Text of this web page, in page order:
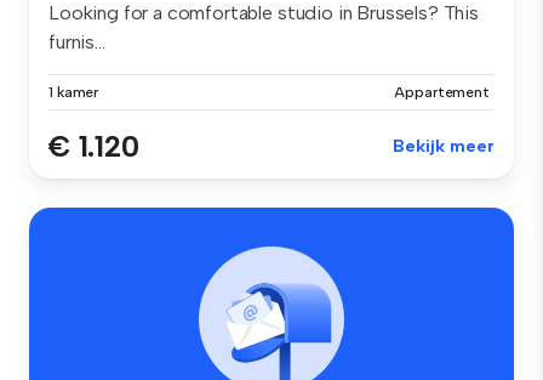
Looking for a comfortable studio in Brussels? This
furnis...
1 kamer Appartement
€ 1.120 Bekijk meer